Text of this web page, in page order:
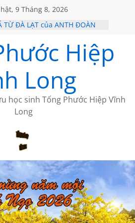
9 Tháng 8, 2026
TỪ ĐÀ LẠT của ANTH ĐOÀN
ĐỀ 20 CỦA THÁI LÃO
ĐỀ 19 CỦA THÁI LÃO
THƠ CỦA BÍCH HÀHiệp
Long
học sinh Tống Phước Hiệp Vĩnh
Long